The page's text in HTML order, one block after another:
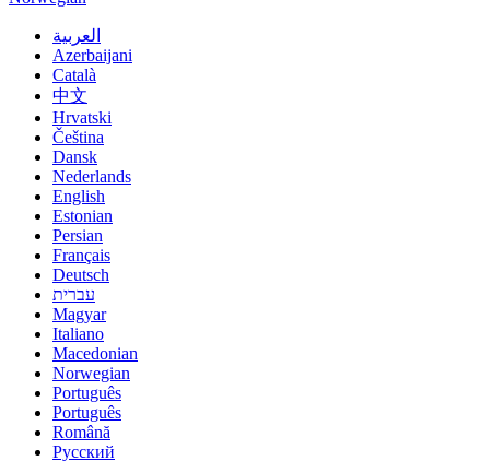
العربية
Azerbaijani
Català
中文
Hrvatski
Čeština
Dansk
Nederlands
English
Estonian
Persian
Français
Deutsch
עברית
Magyar
Italiano
Macedonian
Norwegian
Português
Português
Română
Русский